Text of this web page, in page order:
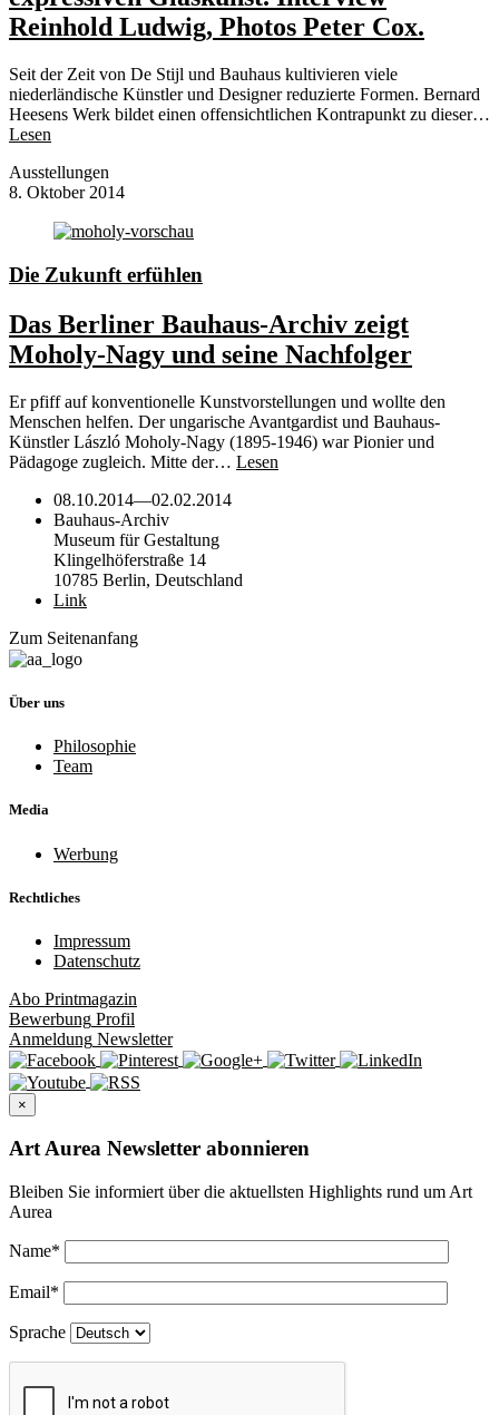
Reinhold Ludwig, Photos Peter Cox.
Seit der Zeit von De Stijl und Bauhaus kultivieren viele
niederländische Künstler und Designer reduzierte Formen. Bernard
Heesens Werk bildet einen offensichtlichen Kontrapunkt zu dieser…
Lesen
Ausstellungen
8. Oktober 2014
Die Zukunft erfühlen
Das Berliner Bauhaus-Archiv zeigt
Moholy-Nagy und seine Nachfolger
Er pfiff auf konventionelle Kunstvorstellungen und wollte den
Menschen helfen. Der ungarische Avantgardist und Bauhaus-
Künstler László Moholy-Nagy (1895-1946) war Pionier und
Pädagoge zugleich. Mitte der… Lesen
08.10.2014—02.02.2014
Bauhaus-Archiv
Museum für Gestaltung
Klingelhöferstraße 14
10785 Berlin, Deutschland
Link
Zum Seitenanfang
Über uns
Philosophie
Team
Media
Werbung
Rechtliches
Impressum
Datenschutz
Abo Printmagazin
Bewerbung Profil
Anmeldung Newsletter
×
Art Aurea Newsletter abonnieren
Bleiben Sie informiert über die aktuellsten Highlights rund um Art
Aurea
Name*
Email*
Sprache